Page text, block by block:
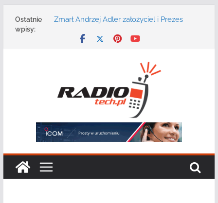
Ostatnie
wpisy:
Zmarł Andrzej Adler założyciel i Prezes
Radmor – największy polski producent
konferencję: „Bezpieczeństwo,
niezawodność i interoperacyjność
systemów teleinformatycznych”
Motorola Solutions oferuje agencjom
bezpieczeństwa publicznego usługę
łączności opartą na chmurze
Najnowszy radiotelefon MOTOTRBO R7 od
Motorola Solutions